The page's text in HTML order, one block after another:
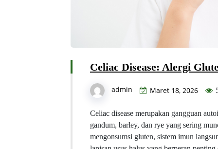
Celiac Disease: Alergi
admin Maret 18, 2026
Celiac disease merupakan gangguan
gandum, barley, dan rye yang sering
mengonsumsi gluten, sistem imun